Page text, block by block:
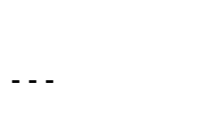
---